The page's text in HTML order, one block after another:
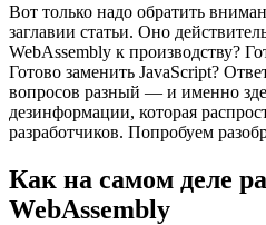
Вот только надо обратить
заглавии статьи. Оно
WebAssembly к производству?
Готово заменить JavaScript?
вопросов разный — и именно
дезинформации, которая
разработчиков. Попробуем
Как на самом деле
WebAssembly